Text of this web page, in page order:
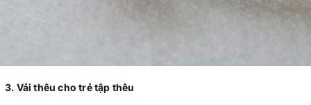
3. Vải thêu cho trẻ tập thêu